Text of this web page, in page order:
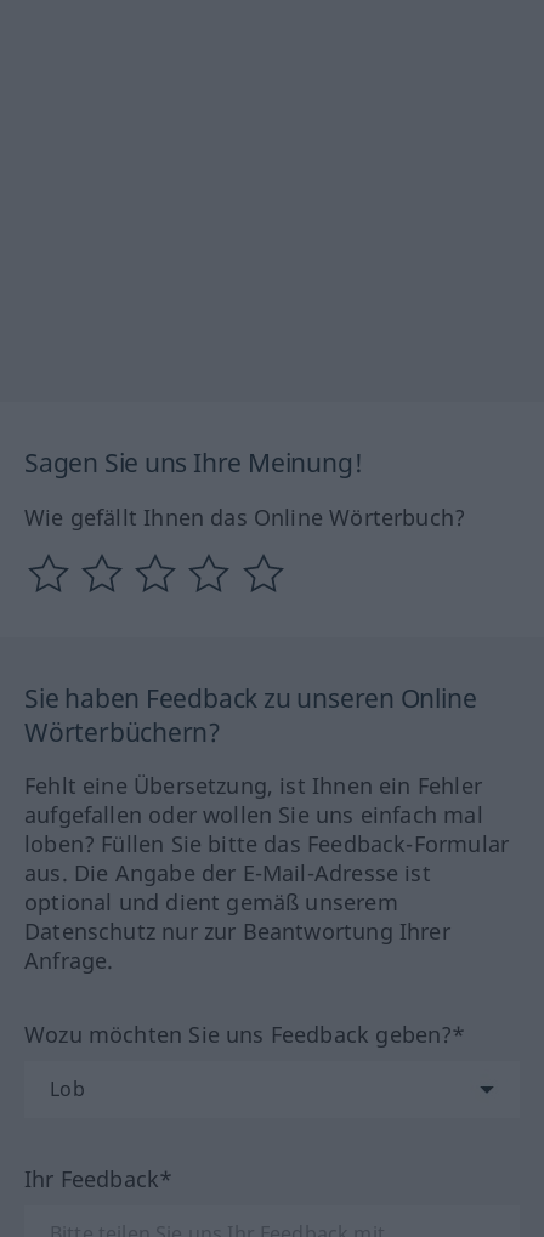
Sagen Sie uns Ihre Meinung!
Wie gefällt Ihnen das Online Wörterbuch?
Sie haben Feedback zu unseren Online
Wörterbüchern?
Fehlt eine Übersetzung, ist Ihnen ein Fehler
aufgefallen oder wollen Sie uns einfach mal
loben? Füllen Sie bitte das Feedback-Formular
aus. Die Angabe der E-Mail-Adresse ist
optional und dient gemäß unserem
Datenschutz nur zur Beantwortung Ihrer
Anfrage.
Wozu möchten Sie uns Feedback geben?*
Ihr Feedback*